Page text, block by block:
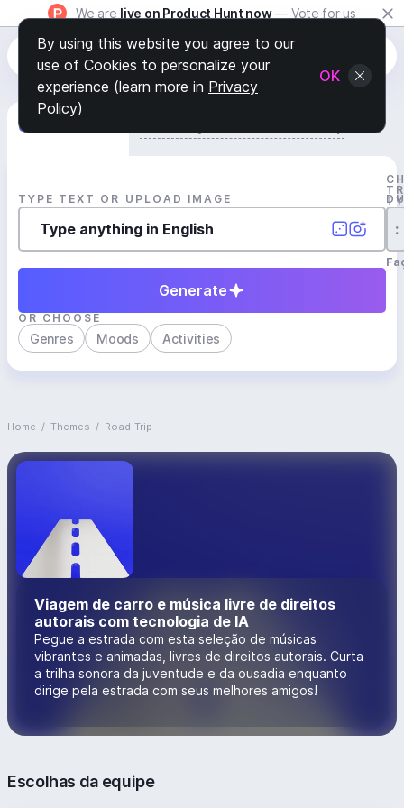
We are live on Product Hunt now — Vote for us
Generate Track
TYPE TEXT OR UPLOAD IMAGE
:
Generate
OR CHOOSE
Genres Moods Activities
Home / Themes / Road-Trip
Viagem de carro e música livre de direitos
autorais com tecnologia de IA
Pegue a estrada com esta seleção de músicas
vibrantes e animadas, livres de direitos autorais. Curta
a trilha sonora da juventude e da ousadia enquanto
dirige pela estrada com seus melhores amigos!
Escolhas da equipe
By using this website you agree to our
use of Cookies to personalize your
experience (learn more in Privacy
Policy)
OK